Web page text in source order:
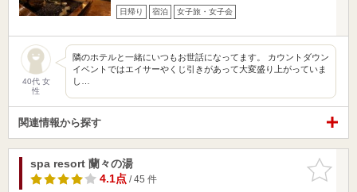
日帰り 宿泊 女子旅・女子会
40代 女
性
隣のホテルと一緒にいつもお世話になってます。 カウントダウン
イベントではエイサーやくじ引きがあって大変盛り上がっていま
し…
関連情報から探す
お気に入
りに追加
spa resort 蘭々の湯
4.1点/ 45 件